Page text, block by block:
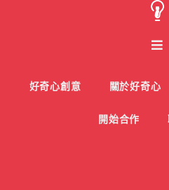
好奇心創意 關於好奇心
開始合作